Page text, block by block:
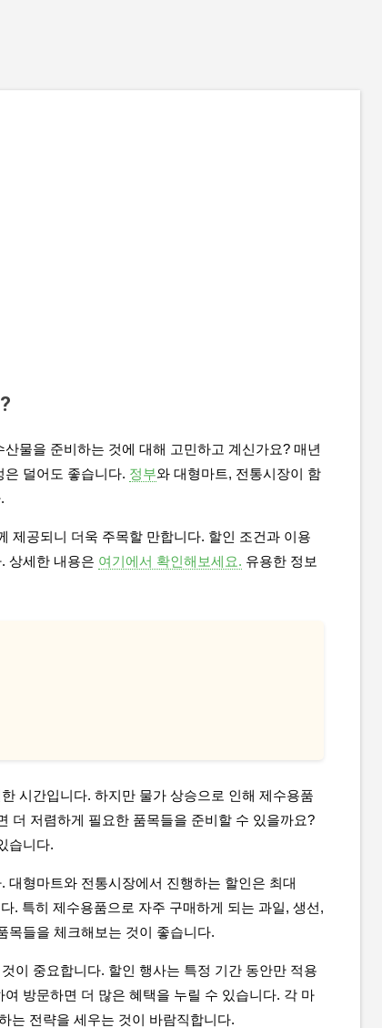
물을 준비하는 것에 대해 고민하고 계신가요? 매년
덜어도 좋습니다. 정부와 대형마트, 전통시장이 함
제공되니 더욱 주목할 만합니다. 할인 조건과 이용
상세한 내용은 여기에서 확인해보세요. 유용한 정보
시간입니다. 하지만 물가 상승으로 인해 제수용품
더 저렴하게 필요한 품목들을 준비할 수 있을까요?
습니다.
형마트와 전통시장에서 진행하는 할인은 최대
. 특히 제수용품으로 자주 구매하게 되는 과일, 생선,
목들을 체크해보는 것이 좋습니다.
이 중요합니다. 할인 행사는 특정 기간 동안만 적용
방문하면 더 많은 혜택을 누릴 수 있습니다. 각 마
는 전략을 세우는 것이 바람직합니다.